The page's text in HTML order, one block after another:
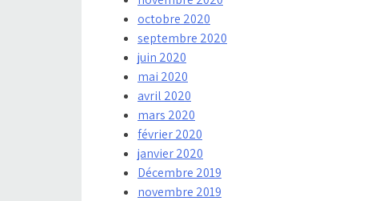
octobre 2020
septembre 2020
juin 2020
mai 2020
avril 2020
mars 2020
février 2020
janvier 2020
Décembre 2019
novembre 2019